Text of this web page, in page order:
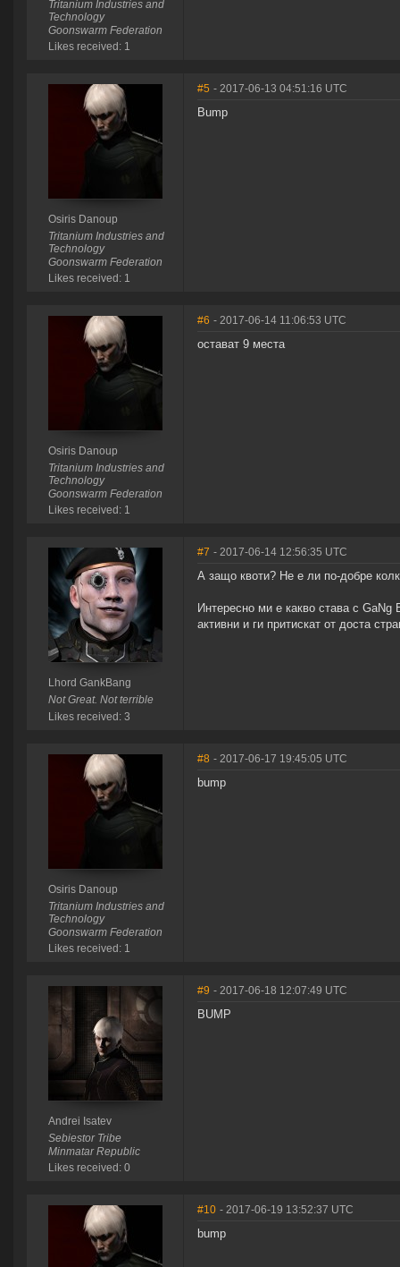
Tritanium Industries and
Technology
Goonswarm Federation
Likes received: 1
Osiris Danoup
Tritanium Industries and
Technology
Goonswarm Federation
Likes received: 1
#5 - 2017-06-13 04:51:16 UTC
Bump
Osiris Danoup
Tritanium Industries and
Technology
Goonswarm Federation
Likes received: 1
#6 - 2017-06-14 11:06:53 UTC
остават 9 места
Lhord GankBang
Not Great. Not terrible
Likes received: 3
#7 - 2017-06-14 12:56:35 UTC
А защо квоти? Не е ли по-добре
Интересно ми е какво става с
активни и ги притискат от доста
Osiris Danoup
Tritanium Industries and
Technology
Goonswarm Federation
Likes received: 1
#8 - 2017-06-17 19:45:05 UTC
bump
Andrei Isatev
Sebiestor Tribe
Minmatar Republic
Likes received: 0
#9 - 2017-06-18 12:07:49 UTC
BUMP
#10 - 2017-06-19 13:52:37 UTC
bump